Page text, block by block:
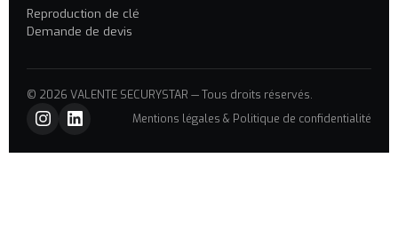
Reproduction de clé
Demande de devis
© 2026 VALENTE SECURYSTAR — Tous droits réservés.
Mentions légales & Politique de confidentialité